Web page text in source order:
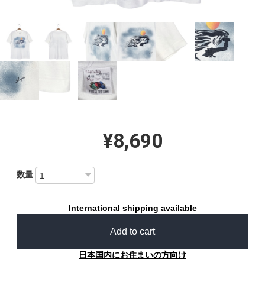
¥8,690
数量
International shipping available
Add to cart
日本国内にお住まいの方向け